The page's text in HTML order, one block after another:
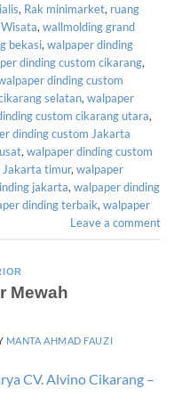
, Rak minimarket, ruang
,wallmolding grand
bekasi,walpaper dinding
dinding custom cikarang,
dinding custom
selatan,walpaper
custom cikarang utara,
dinding custom Jakarta
,walpaper dinding custom
Jakarta timur,walpaper
jakarta,walpaper dinding
dinding terbaik,walpaper
Leave a comment
Mewah
MANTA AHMAD FAUZI